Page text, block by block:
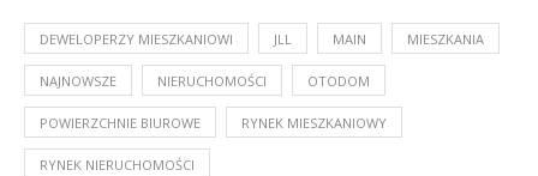
DEWELOPERZY MIESZKANIOWI JLL MAIN MIESZKANIA
NAJNOWSZE NIERUCHOMOŚCI OTODOM
POWIERZCHNIE BIUROWE RYNEK MIESZKANIOWY
RYNEK NIERUCHOMOŚCI